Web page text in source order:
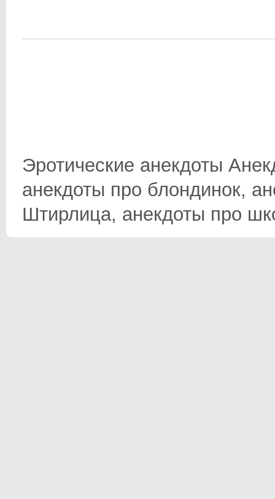
Эротические анекдоты
анекдоты про блондинок,
Штирлица, анекдоты про